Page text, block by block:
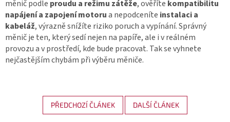
měnič podle proudu a režimu zátěže, ověříte kompatibilitu
napájení a zapojení motorua nepodceníte instalaci a
kabeláž, výrazně snížíte riziko poruch a vypínání. Správný
měnič je ten, který sedí nejen na papíře, ale i v reálném
provozu a v prostředí, kde bude pracovat. Tak se vyhnete
nejčastějším chybám při výběru měniče.
PŘEDCHOZÍ ČLÁNEK DALŠÍ ČLÁNEK